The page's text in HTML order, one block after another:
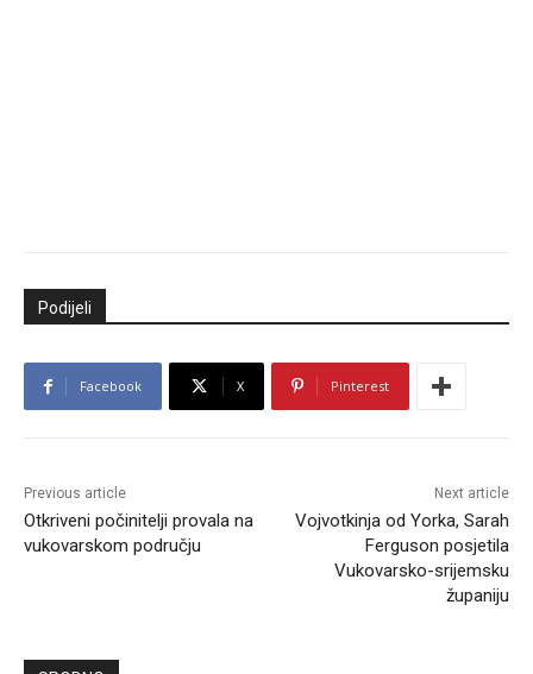
Podijeli
Facebook X Pinterest
Previous article
Otkriveni počinitelji provala na
vukovarskom području
Next article
Vojvotkinja od Yorka, Sarah
Ferguson posjetila
Vukovarsko-srijemsku
županiju